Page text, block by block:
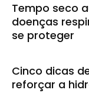
Tempo seco
doenças
se proteger
Cinco dicas
reforçar a